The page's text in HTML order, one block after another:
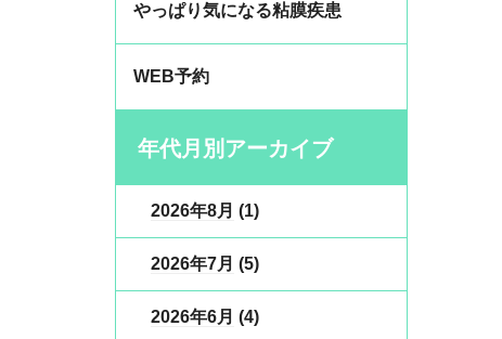
やっぱり気になる粘膜疾患
WEB予約
年代月別アーカイブ
2026年8月 (1)
2026年7月 (5)
2026年6月 (4)